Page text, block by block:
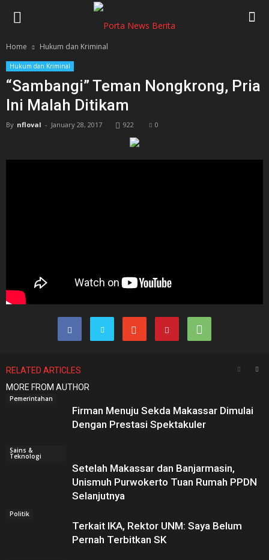
Home Hukum dan Kriminal
Hukum dan Kriminal
“Sambangi” Teman Nongkrong, Pria
Ini Malah Ditikam
By nfloval - January 28, 2017 922 0
RELATED ARTICLES
MORE FROM AUTHOR
Pemerintahan
Firman Menuju Sekda Makassar Dimulai
Dengan Prestasi Spektakuler
Sains &
Teknologi
Setelah Makassar dan Banjarmasin,
Unismuh Purwokerto Tuan Rumah PPDN
Selanjutnya
Politik
Terkait IKA, Rektor UNM: Saya Belum
Pernah Terbitkan SK